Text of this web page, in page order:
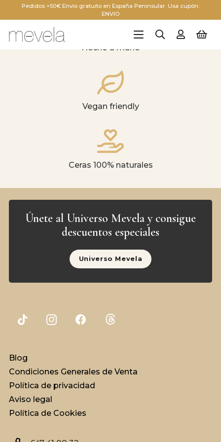
Pedidos >50€ Envío gratuito en España Peninsular. Usa cupón:
ENVIO
Hecho a mano
Vegan friendly
Ceras 100% naturales
Únete al Universo Mevela y consigue
descuentos especiales
Universo Mevela
Blog
Condiciones Generales de Venta
Política de privacidad
Aviso legal
Política de Cookies